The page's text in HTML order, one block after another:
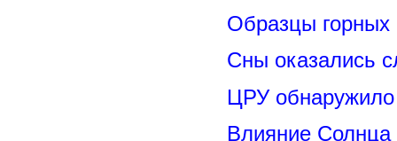
Образцы горных
Сны оказались
ЦРУ обнаружило
Влияние